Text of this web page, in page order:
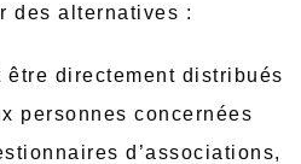
des alternatives :
être directement distribués
personnes concernées
d’associations,